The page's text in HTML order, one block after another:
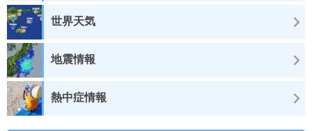
世界天気
地震情報
熱中症情報